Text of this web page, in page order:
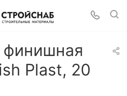
Plast, 20